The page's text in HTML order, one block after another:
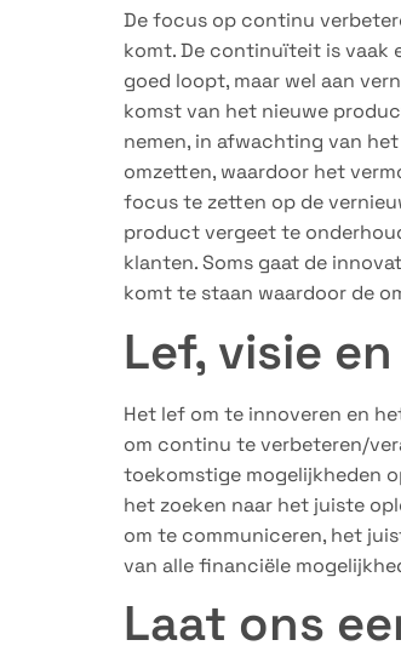
De focus op continu
komt. De continuïteit is vaak
goed loopt, maar wel aan
komst van het nieuwe
nemen, in afwachting van
omzetten, waardoor het
focus te zetten op de
product vergeet te
klanten. Soms gaat de
komt te staan waardoor de
Lef, visie
Het lef om te innoveren en
om continu te verbeteren/
toekomstige mogelijkheden
het zoeken naar het juiste
om te communiceren, het
van alle financiële
Laat ons